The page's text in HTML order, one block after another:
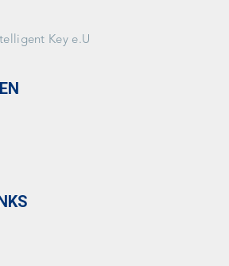
Key e.U